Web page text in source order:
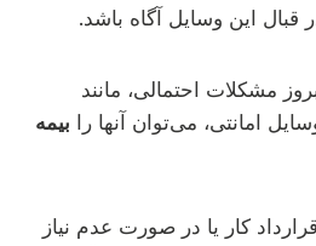
قبال این وسایل آگاه باشد.
مشکلات احتمالی، مانند
امانتی، می‌توان آنها را بیمه
کار یا در صورت عدم نیاز